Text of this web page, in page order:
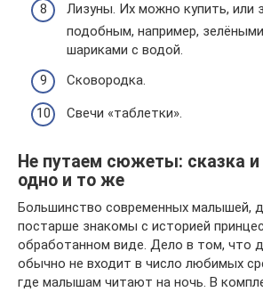
Лизуны. Их можно купить, или
подобным, например,
шариками с водой.
Сковородка.
Свечи «таблетки».
Не путаем сюжеты: сказка и
одно и то же
Большинство современных малышей,
постарше знакомы с историей
обработанном виде. Дело в том, что
обычно не входит в число любимых
где малышам читают на ночь. В